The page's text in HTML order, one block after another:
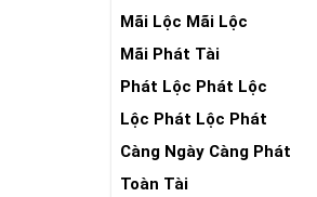
Mãi Lộc Mãi Lộc
Mãi Phát Tài
Phát Lộc Phát Lộc
Lộc Phát Lộc Phát
Càng Ngày Càng Phát
Toàn Tài